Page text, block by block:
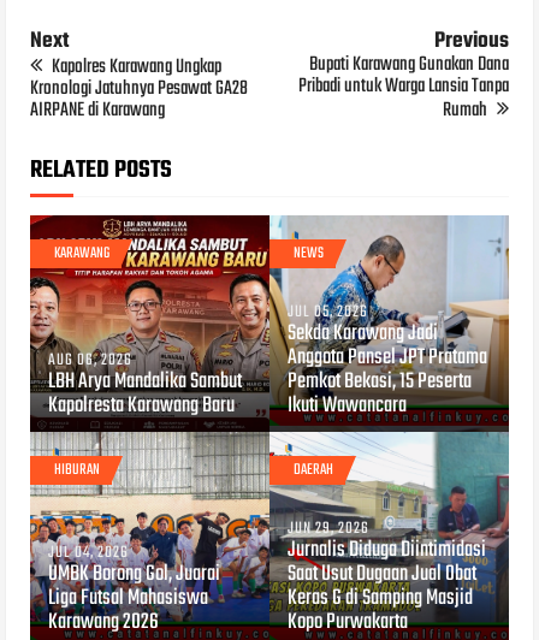
Next
Kapolres Karawang Ungkap
Kronologi Jatuhnya Pesawat GA28
AIRPANE di Karawang
Previous
Bupati Karawang Gunakan Dana
Pribadi untuk Warga Lansia Tanpa
Rumah
RELATED POSTS
KARAWANG
AUG 06, 2026
LBH Arya Mandalika Sambut
Kapolresta Karawang Baru
NEWS
JUL 05, 2026
Sekda Karawang Jadi
Anggota Pansel JPT Pratama
Pemkot Bekasi, 15 Peserta
Ikuti Wawancara
HIBURAN
JUL 04, 2026
UMBK Borong Gol, Juarai
Liga Futsal Mahasiswa
Karawang 2026
DAERAH
JUN 29, 2026
Jurnalis Diduga Diintimidasi
Saat Usut Dugaan Jual Obat
Keras G di Samping Masjid
Kopo Purwakarta